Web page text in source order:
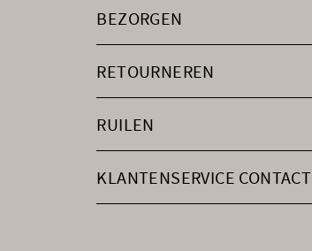
BEZORGEN
RETOURNEREN
RUILEN
KLANTENSERVICE CONTACT